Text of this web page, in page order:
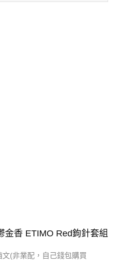
金香 ETIMO Red鉤針套組
(非業配，自己錢包購買